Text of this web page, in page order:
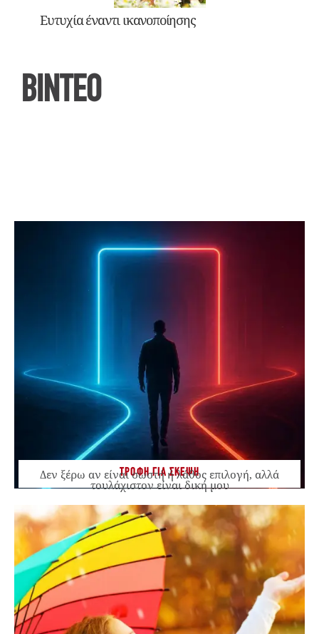
Ευτυχία έναντι ικανοποίησης
ΒΙΝΤΕΟ
ΤΡΟΦΗ ΓΙΑ ΣΚΕΨΗ
Δεν ξέρω αν είναι σωστή ή λάθος επιλογή, αλλά
τουλάχιστον είναι δική μου